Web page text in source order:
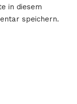
in diesem
speichern.